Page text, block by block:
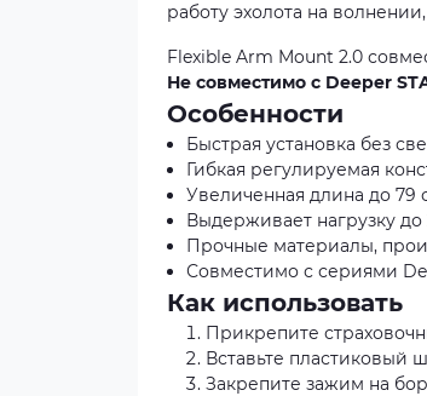
работу эхолота на
Flexible Arm Mount 2.0
Не совместимо с Deeper
Особенности
Быстрая установка без
Гибкая регулируемая
Увеличенная длина до 79
Выдерживает нагрузку до
Прочные материалы,
Совместимо с сериями
Как использовать
Прикрепите
Вставьте пластиковый
Закрепите зажим на